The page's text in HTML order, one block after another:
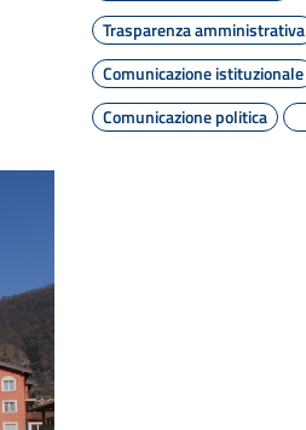
Trasparenza amministrativa
Comunicazione istituzionale
Comunicazione politica